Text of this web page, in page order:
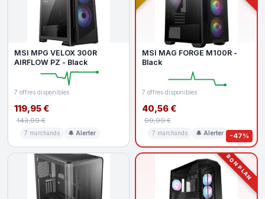
MSI MPG VELOX 300R
AIRFLOW PZ - Black
7 offres disponibles
119,95 €
143,99 €
7 marchands 🔔 Alerter -47%
MSI MAG FORGE M100R -
Black
7 offres disponibles
40,56 €
99,99 €
7 marchands 🔔 Alerter
BON PLAN